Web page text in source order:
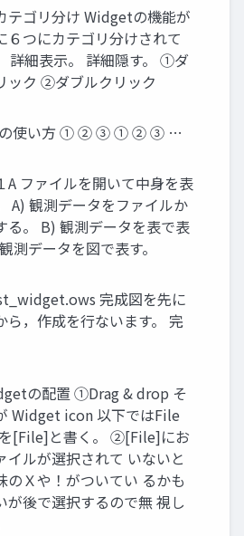
テゴリ分け Widgetの機能が
６つにカテゴリ分けされて
詳細表示。 詳細隠す。 ①ダ
ック ②ダブルクリック
の使い方 ① ② ③ ① ② ③ …
A ファイルを開いて中身を表
A) 観測データをファイルか
る。 B) 観測データを表で表
測データを図で表す。
完成図を先に
ら，作成を行ないます。 完
の配置 ①Drag & drop そ
Widget icon 以下ではFile
[File]と書く。 ②[File]にお
イルが選択されて いないと
のＸや！がついてい るかも
が後で選択するので無 視し